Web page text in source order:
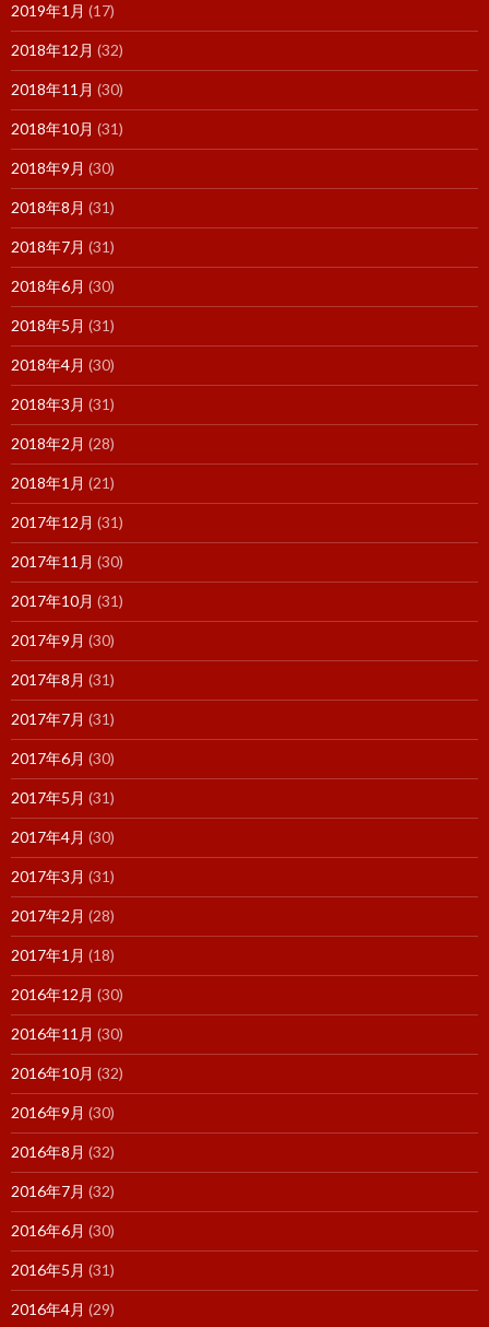
2019年1月 (17)
2018年12月 (32)
2018年11月 (30)
2018年10月 (31)
2018年9月 (30)
2018年8月 (31)
2018年7月 (31)
2018年6月 (30)
2018年5月 (31)
2018年4月 (30)
2018年3月 (31)
2018年2月 (28)
2018年1月 (21)
2017年12月 (31)
2017年11月 (30)
2017年10月 (31)
2017年9月 (30)
2017年8月 (31)
2017年7月 (31)
2017年6月 (30)
2017年5月 (31)
2017年4月 (30)
2017年3月 (31)
2017年2月 (28)
2017年1月 (18)
2016年12月 (30)
2016年11月 (30)
2016年10月 (32)
2016年9月 (30)
2016年8月 (32)
2016年7月 (32)
2016年6月 (30)
2016年5月 (31)
2016年4月 (29)